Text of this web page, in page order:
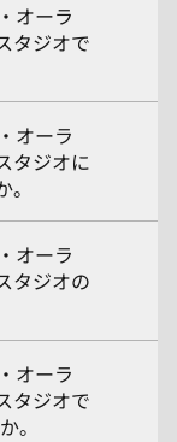
オーラ
タジオで
オーラ
タジオに
オーラ
タジオの
オーラ
タジオで
。